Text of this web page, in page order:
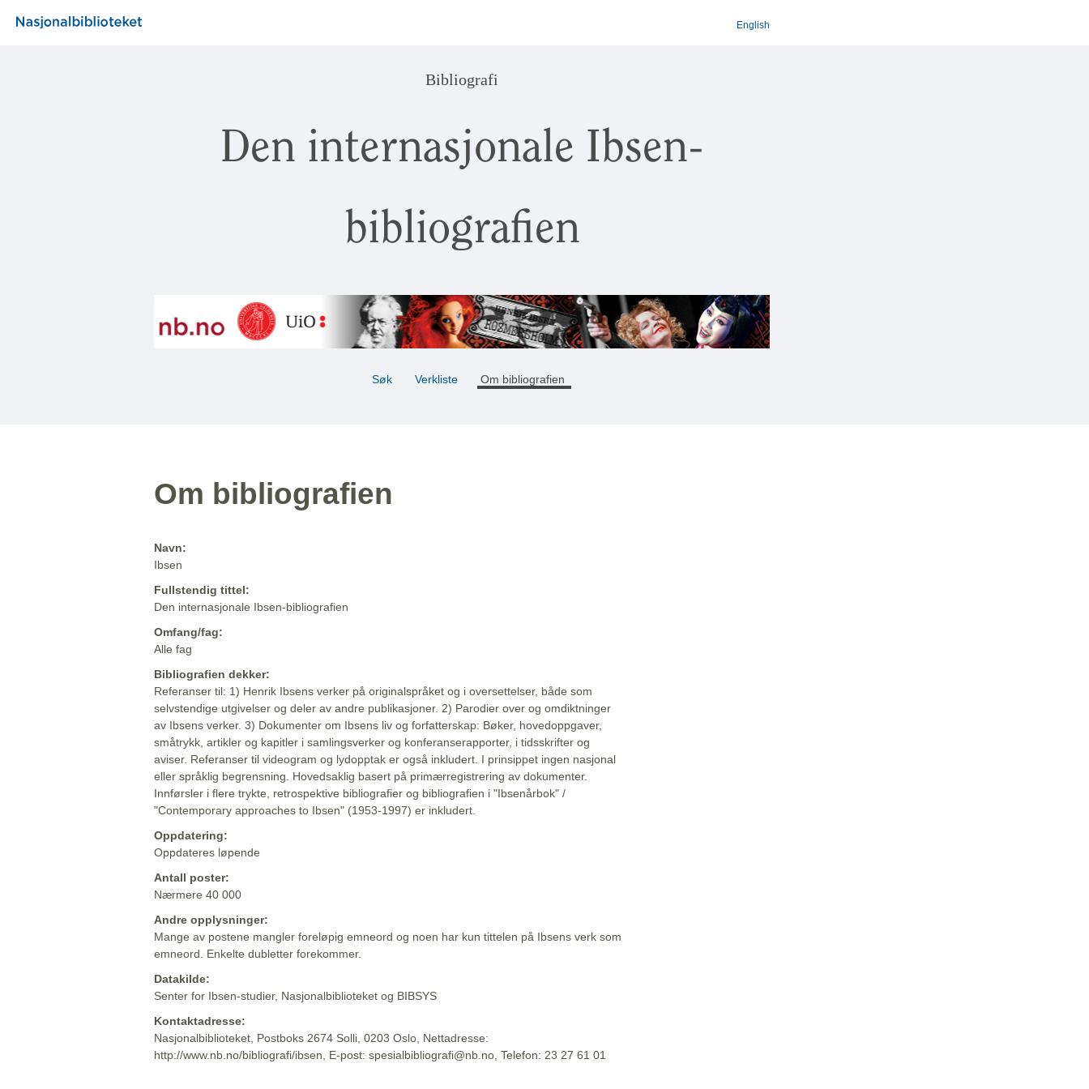
English
Bibliografi
Den internasjonale Ibsen-
bibliografien
Søk Verkliste Om bibliografien
Om bibliografien
Navn:
Ibsen
Fullstendig tittel:
Den internasjonale Ibsen-bibliografien
Omfang/fag:
Alle fag
Bibliografien dekker:
Referanser til: 1) Henrik Ibsens verker på originalspråket og i oversettelser, både som
selvstendige utgivelser og deler av andre publikasjoner. 2) Parodier over og omdiktninger
av Ibsens verker. 3) Dokumenter om Ibsens liv og forfatterskap: Bøker, hovedoppgaver,
småtrykk, artikler og kapitler i samlingsverker og konferanserapporter, i tidsskrifter og
aviser. Referanser til videogram og lydopptak er også inkludert. I prinsippet ingen nasjonal
eller språklig begrensning. Hovedsaklig basert på primærregistrering av dokumenter.
Innførsler i flere trykte, retrospektive bibliografier og bibliografien i "Ibsenårbok" /
"Contemporary approaches to Ibsen" (1953-1997) er inkludert.
Oppdatering:
Oppdateres løpende
Antall poster:
Nærmere 40 000
Andre opplysninger:
Mange av postene mangler foreløpig emneord og noen har kun tittelen på Ibsens verk som
emneord. Enkelte dubletter forekommer.
Datakilde:
Senter for Ibsen-studier, Nasjonalbiblioteket og BIBSYS
Kontaktadresse:
Nasjonalbiblioteket, Postboks 2674 Solli, 0203 Oslo, Nettadresse:
http://www.nb.no/bibliografi/ibsen, E-post: spesialbibliografi@nb.no, Telefon: 23 27 61 01